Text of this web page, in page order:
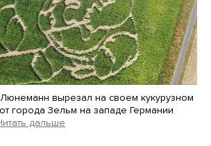
вырезал на своем кукурузном
города Зельм на западе Германии
дальше